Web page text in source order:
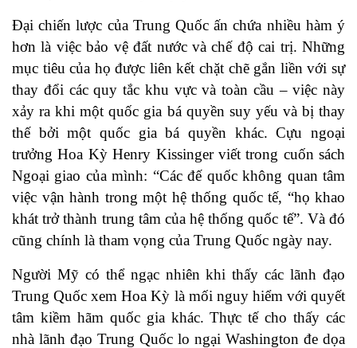
Đại chiến lược của Trung Quốc ấn chứa nhiều hàm ý
hơn là việc bảo vệ đất nước và chế độ cai trị. Những
mục tiêu của họ được liên kết chặt chẽ gắn liền với sự
thay đổi các quy tắc khu vực và toàn cầu – việc này
xảy ra khi một quốc gia bá quyền suy yếu và bị thay
thế bởi một quốc gia bá quyền khác. Cựu ngoại
trưởng Hoa Kỳ Henry Kissinger viết trong cuốn sách
Ngoại giao của mình: “Các đế quốc không quan tâm
việc vận hành trong một hệ thống quốc tế, “họ khao
khát trở thành trung tâm của hệ thống quốc tế”. Và đó
cũng chính là tham vọng của Trung Quốc ngày nay.
Người Mỹ có thể ngạc nhiên khi thấy các lãnh đạo
Trung Quốc xem Hoa Kỳ là mối nguy hiểm với quyết
tâm kiềm hãm quốc gia khác. Thực tế cho thấy các
nhà lãnh đạo Trung Quốc lo ngại Washington đe dọa